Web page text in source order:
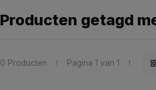
Producten getagd
0 Producten Pagina 1 van 1